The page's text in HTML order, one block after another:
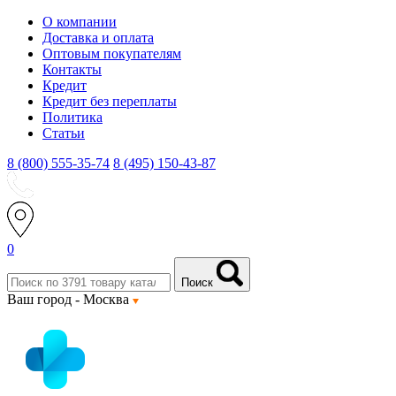
О компании
Доставка и оплата
Оптовым покупателям
Контакты
Кредит
Кредит без переплаты
Политика
Статьи
8 (800) 555-35-74 8 (495) 150-43-87
0
Поиск
Ваш город - Москва